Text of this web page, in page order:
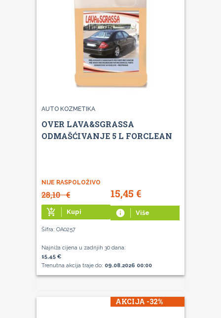
AUTO KOZMETIKA
OVER LAVA&SGRASSA
ODMAŠĆIVANJE 5 L FORCLEAN
NIJE RASPOLOŽIVO
28,10€ 15,45 €
add_shopping_cart Kupi info Više
Šifra: OA0257
Najniža cijena u zadnjih 30 dana:
15,45 €
Trenutna akcija traje do: 09.08.2026 00:00
AKCIJA -32%